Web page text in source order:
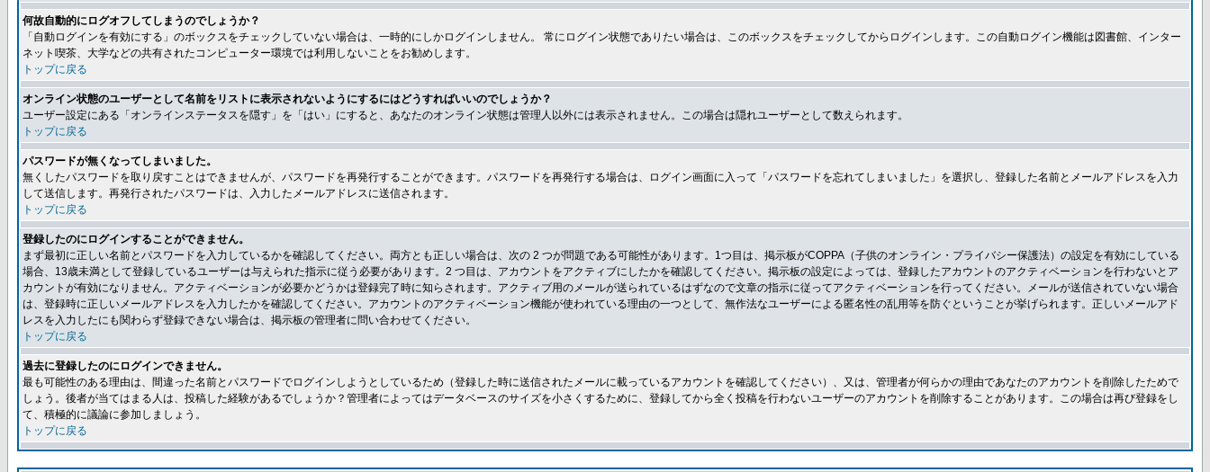
何故自動的にログオフしてしまうのでしょうか？
「自動ログインを有効にする」のボックスをチェックしていない場合は、一時的にしかログインしません。 常にログイン状態でありたい場合は、このボックスをチェックしてからログインします。この自動ログイン機能は図書館、インター
ネット喫茶、大学などの共有されたコンピューター環境では利用しないことをお勧めします。
トップに戻る
オンライン状態のユーザーとして名前をリストに表示されないようにするにはどうすればいいのでしょうか？
ユーザー設定にある「オンラインステータスを隠す」を「はい」にすると、あなたのオンライン状態は管理人以外には表示されません。この場合は隠れユーザーとして数えられます。
トップに戻る
パスワードが無くなってしまいました。
無くしたパスワードを取り戻すことはできませんが、パスワードを再発行することができます。パスワードを再発行する場合は、ログイン画面に入って「パスワードを忘れてしまいました」を選択し、登録した名前とメールアドレスを入力
して送信します。再発行されたパスワードは、入力したメールアドレスに送信されます。
トップに戻る
登録したのにログインすることができません。
まず最初に正しい名前とパスワードを入力しているかを確認してください。両方とも正しい場合は、次の 2 つが問題である可能性があります。1つ目は、掲示板がCOPPA（子供のオンライン・プライバシー保護法）の設定を有効にしている
場合、13歳未満として登録しているユーザーは与えられた指示に従う必要があります。2 つ目は、アカウントをアクティブにしたかを確認してください。掲示板の設定によっては、登録したアカウントのアクティベーションを行わないとア
カウントが有効になりません。アクティベーションが必要かどうかは登録完了時に知らされます。アクティブ用のメールが送られているはずなので文章の指示に従ってアクティベーションを行ってください。メールが送信されていない場合
は、登録時に正しいメールアドレスを入力したかを確認してください。アカウントのアクティベーション機能が使われている理由の一つとして、無作法なユーザーによる匿名性の乱用等を防ぐということが挙げられます。正しいメールアド
レスを入力したにも関わらず登録できない場合は、掲示板の管理者に問い合わせてください。
トップに戻る
過去に登録したのにログインできません。
最も可能性のある理由は、間違った名前とパスワードでログインしようとしているため（登録した時に送信されたメールに載っているアカウントを確認してください）、又は、管理者が何らかの理由であなたのアカウントを削除したためで
しょう。後者が当てはまる人は、投稿した経験があるでしょうか？管理者によってはデータベースのサイズを小さくするために、登録してから全く投稿を行わないユーザーのアカウントを削除することがあります。この場合は再び登録をし
て、積極的に議論に参加しましょう。
トップに戻る